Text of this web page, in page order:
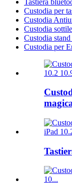
Custodia per
Custodia
Custodia
Custodia
Custodia per